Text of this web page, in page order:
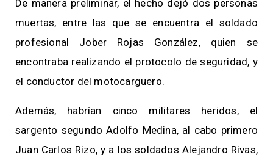
De manera preliminar, el hecho dejó dos personas
muertas, entre las que se encuentra el soldado
profesional Jober Rojas González, quien se
encontraba realizando el protocolo de seguridad, y
el conductor del motocarguero.
Además, habrían cinco militares heridos, el
sargento segundo Adolfo Medina, al cabo primero
Juan Carlos Rizo, y a los soldados Alejandro Rivas,